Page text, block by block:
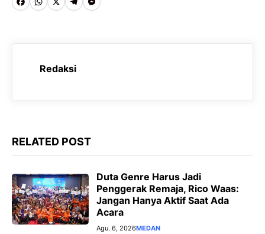
F
c
o
k
W
a
A
p
X T
l
e
r
m
M
s
n
e
r
Redaksi
RELATED POST
Duta Genre Harus Jadi
Penggerak Remaja, Rico Waas:
Jangan Hanya Aktif Saat Ada
Acara
Agu. 6, 2026MEDAN